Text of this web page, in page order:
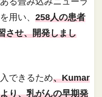
用い、258人の患者
させ、開発しまし
できるため、Kumar
り、乳がんの早期発